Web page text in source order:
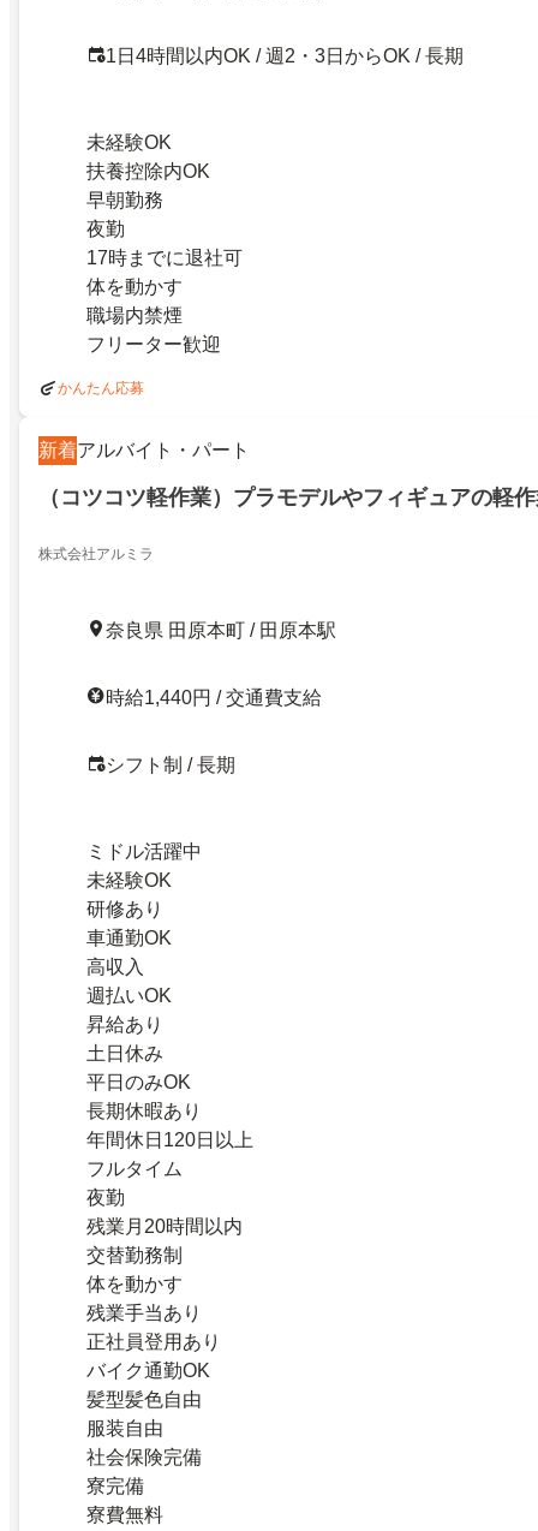
1日4時間以内OK / 週2・3日からOK / 長期
未経験OK
扶養控除内OK
早朝勤務
夜勤
17時までに退社可
体を動かす
職場内禁煙
フリーター歓迎
かんたん応募
新着アルバイト・パート
（コツコツ軽作業）プラモデルやフィギュアの軽
株式会社アルミラ
奈良県 田原本町 / 田原本駅
時給1,440円 / 交通費支給
シフト制 / 長期
ミドル活躍中
未経験OK
研修あり
車通勤OK
高収入
週払いOK
昇給あり
土日休み
平日のみOK
長期休暇あり
年間休日120日以上
フルタイム
夜勤
残業月20時間以内
交替勤務制
体を動かす
残業手当あり
正社員登用あり
バイク通勤OK
髪型髪色自由
服装自由
社会保険完備
寮完備
寮費無料